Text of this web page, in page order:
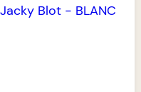
Jacky Blot - BLANC